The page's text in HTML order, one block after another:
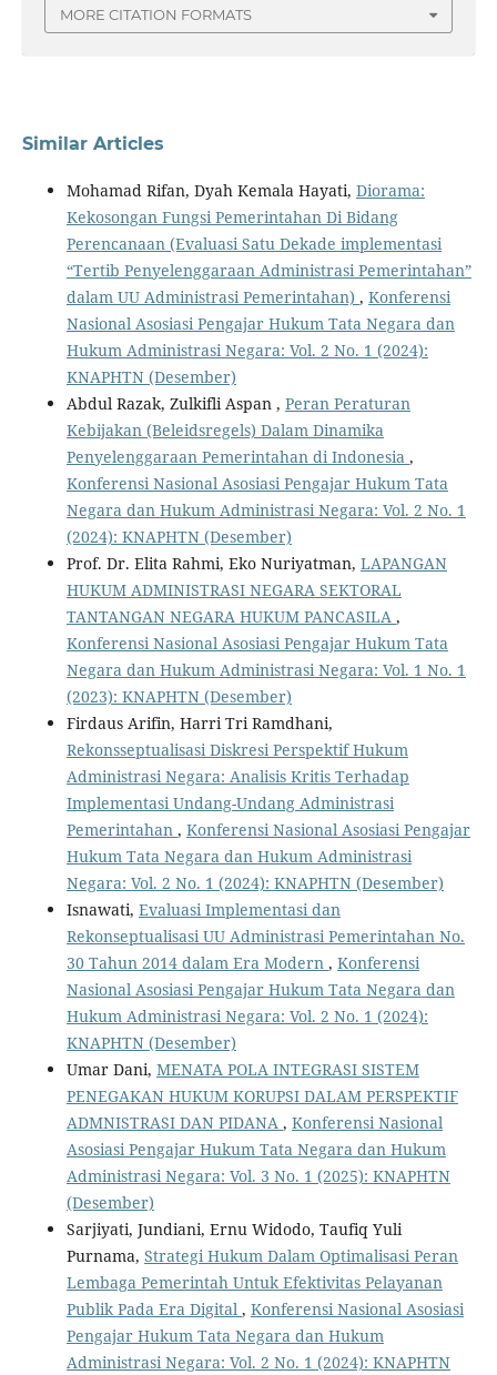
MORE CITATION FORMATS
Similar Articles
Mohamad Rifan, Dyah Kemala Hayati, Diorama:
Kekosongan Fungsi Pemerintahan Di Bidang
Perencanaan (Evaluasi Satu Dekade implementasi
“Tertib Penyelenggaraan Administrasi Pemerintahan”
dalam UU Administrasi Pemerintahan) , Konferensi
Nasional Asosiasi Pengajar Hukum Tata Negara dan
Hukum Administrasi Negara: Vol. 2 No. 1 (2024):
KNAPHTN (Desember)
Abdul Razak, Zulkifli Aspan , Peran Peraturan
Kebijakan (Beleidsregels) Dalam Dinamika
Penyelenggaraan Pemerintahan di Indonesia ,
Konferensi Nasional Asosiasi Pengajar Hukum Tata
Negara dan Hukum Administrasi Negara: Vol. 2 No. 1
(2024): KNAPHTN (Desember)
Prof. Dr. Elita Rahmi, Eko Nuriyatman, LAPANGAN
HUKUM ADMINISTRASI NEGARA SEKTORAL
TANTANGAN NEGARA HUKUM PANCASILA ,
Konferensi Nasional Asosiasi Pengajar Hukum Tata
Negara dan Hukum Administrasi Negara: Vol. 1 No. 1
(2023): KNAPHTN (Desember)
Firdaus Arifin, Harri Tri Ramdhani,
Rekonsseptualisasi Diskresi Perspektif Hukum
Administrasi Negara: Analisis Kritis Terhadap
Implementasi Undang-Undang Administrasi
Pemerintahan , Konferensi Nasional Asosiasi Pengajar
Hukum Tata Negara dan Hukum Administrasi
Negara: Vol. 2 No. 1 (2024): KNAPHTN (Desember)
Isnawati, Evaluasi Implementasi dan
Rekonseptualisasi UU Administrasi Pemerintahan No.
30 Tahun 2014 dalam Era Modern , Konferensi
Nasional Asosiasi Pengajar Hukum Tata Negara dan
Hukum Administrasi Negara: Vol. 2 No. 1 (2024):
KNAPHTN (Desember)
Umar Dani, MENATA POLA INTEGRASI SISTEM
PENEGAKAN HUKUM KORUPSI DALAM PERSPEKTIF
ADMNISTRASI DAN PIDANA , Konferensi Nasional
Asosiasi Pengajar Hukum Tata Negara dan Hukum
Administrasi Negara: Vol. 3 No. 1 (2025): KNAPHTN
(Desember)
Sarjiyati, Jundiani, Ernu Widodo, Taufiq Yuli
Purnama, Strategi Hukum Dalam Optimalisasi Peran
Lembaga Pemerintah Untuk Efektivitas Pelayanan
Publik Pada Era Digital , Konferensi Nasional Asosiasi
Pengajar Hukum Tata Negara dan Hukum
Administrasi Negara: Vol. 2 No. 1 (2024): KNAPHTN